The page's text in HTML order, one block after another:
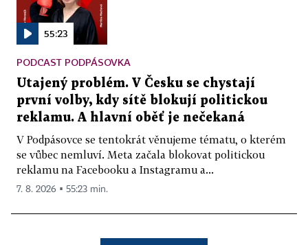
55:23
PODCAST PODPÁSOVKA
Utajený problém. V Česku se chystají
první volby, kdy sítě blokují politickou
reklamu. A hlavní oběť je nečekaná
V Podpásovce se tentokrát věnujeme tématu, o kterém
se vůbec nemluví. Meta začala blokovat politickou
reklamu na Facebooku a Instagramu a...
7. 8. 2026 ▪ 55:23 min.